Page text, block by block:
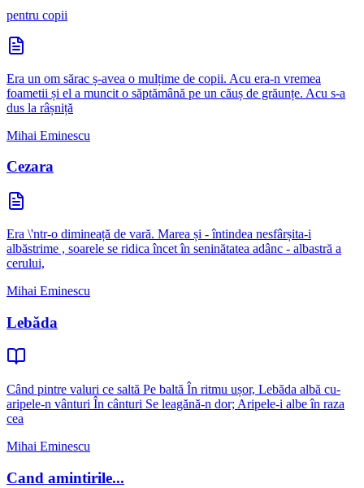
pentru copii
Era un om sărac ș-avea o mulțime de copii. Acu era-n vremea
foametii și el a muncit o săptămână pe un căuș de grăunțe. Acu s-a
dus la râșniță
Mihai Eminescu
Cezara
Era \'ntr-o dimineață de vară. Marea și - întindea nesfârșita-i
albăstrime , soarele se ridica încet în seninătatea adânc - albastră a
cerului,
Mihai Eminescu
Lebăda
Când pintre valuri ce saltă Pe baltă În ritmu ușor, Lebăda albă cu-
aripele-n vânturi În cânturi Se leagănă-n dor; Aripele-i albe în raza
cea
Mihai Eminescu
Cand amintirile...